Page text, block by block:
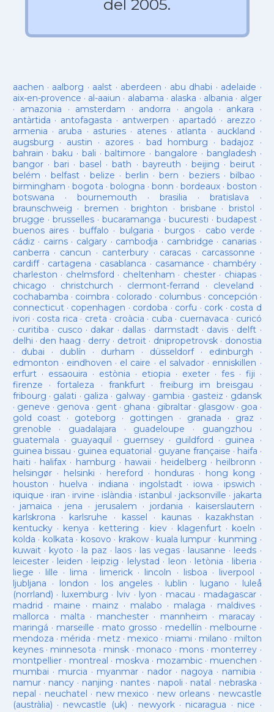
del 2005.
aachen · aalborg · aalst · aberdeen · abu dhabi · adelaide ·
aix-en-provence · al-aaiun · alabama · alaska · albania · alger
· amazonia · amsterdam · andorra · angola · ankara ·
antàrtida · antofagasta · antwerpen · apartadó · arezzo ·
armenia · aruba · asturies· atenes· atlanta · auckland ·
augsburg · austin · azores·bad homburg ·badajoz ·
bahrain ·baku · bali ·baltimore ·bangalore · bangladesh ·
bangor· bari ·basel ·bath · bayreuth ·beijing ·beirut ·
belém · belfast· belize · berlin ·bern ·beziers ·bilbao ·
birmingham · bogota · bologna ·bonn ·bordeaux ·boston ·
botswana · bournemouth ·brasilia ·bratislava ·
braunschweig · bremen ·brighton · brisbane · bristol ·
brugge · brusselles· bucaramanga · bucuresti · budapest·
buenos aires· buffalo · bulgaria · burgos· cabo verde ·
cádiz · cairns· calgary · cambodja · cambridge · canarias·
canberra · cancun · canterbury · caracas · carcassonne ·
cardiff· cartagena · casablanca · casamance · chambéry·
charleston · chelmsford · cheltenham · chester· chiapas ·
chicago · christchurch · clermont-ferrand · cleveland ·
cochabamba · coimbra · colorado · columbus· concepción ·
connecticut· copenhagen · cordoba · corfu · cork · costa d
ivori · costa rica · creta · croàcia · cuba · cuernavaca · curicó
· curitiba · cusco · dakar · dallas · darmstadt· davis · delft ·
delhi · den haag · derry· detroit· dnipropetrovsk· donostia
· dubai · dublín · durham · düsseldorf· edinburgh ·
edmonton · eindhoven · el caire · el salvador · enniskillen ·
erfurt· essaouira · estònia · etiopia · exeter· fes· fiji ·
firenze ·fortaleza · frankfurt· freiburg im breisgau ·
fribourg · galati · galiza · galway· gambia · gasteiz · gdansk
· geneve · genova · gent· ghana · gibraltar· glasgow· goa ·
gold coast · goteborg · gottingen · granada · graz ·
grenoble · guadalajara · guadeloupe · guangzhou ·
guatemala · guayaquil · guernsey· guildford · guinea ·
guinea bissau · guinea equatorial · guyane française · haifa ·
haiti · halifax · hamburg · hawaii · heidelberg · heilbronn ·
helsingør· helsinki · hereford · honduras· hong kong ·
houston · huelva · indiana · ingolstadt· iowa · ipswich ·
iquique · iran · irvine · islàndia · istanbul · jacksonville · jakarta
· jamaica · jena · jerusalem · jordania · kaiserslautern ·
karlskrona · karlsruhe · kassel · kaunas· kazakhstan ·
kentucky· kenya · kettering · kiev· klagenfurt · koeln ·
kolda · kolkata · kosovo · krakow· kuala lumpur · kunming ·
kuwait· kyoto · la paz · laos· las vegas· lausanne · leeds ·
leicester· leiden · leipzig · lelystad · leon · letònia · liberia ·
liege · lille · lima · limerick· lincoln · lisboa · liverpool ·
ljubljana · london · los angeles· lublin · lugano · luleå
(norrland) · luxemburg · lviv · lyon · macau · madagascar·
madrid · maine · mainz · malabo · malaga · maldives·
mallorca · malta · manchester· mannheim · maracay·
maringá · marseille · mato grosso · medellín · melbourne ·
mendoza · mérida · metz · mexico · miami · milano · milton
keynes· minnesota · minsk · monaco · mons · monterrey ·
montpellier· montreal · moskva · mozambic· muenchen ·
mumbai · murcia · myanmar· nador · nagoya · namibia ·
namur· nancy · nanjing · nantes · napoli · natal · nebraska ·
nepal · neuchatel · new mexico · new orleans· newcastle
(austràlia) · newcastle (uk) · newyork· nicaragua · nice ·